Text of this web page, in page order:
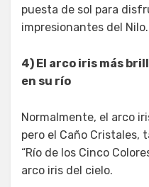
puesta de sol para
impresionantes del Nilo.
4) El arco iris más
en su río
Normalmente, el arco
pero el Caño Cristales,
“Río de los Cinco
arco iris del cielo.